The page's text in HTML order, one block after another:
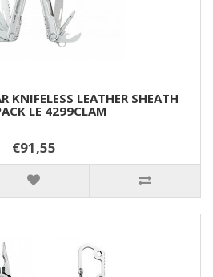
KNIFELESS LEATHER SHEATH
LE 4299CLAM
€91,55